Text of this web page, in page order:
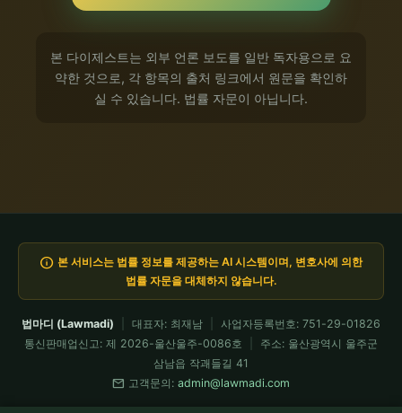
본 다이제스트는 외부 언론 보도를 일반 독자용으로 요
약한 것으로, 각 항목의 출처 링크에서 원문을 확인하
실 수 있습니다. 법률 자문이 아닙니다.
info 본 서비스는 법률 정보를 제공하는 AI 시스템이며, 변호사에 의한
법률 자문을 대체하지 않습니다.
법마디 (Lawmadi) 대표자: 최재남
사업자등록번호: 751-29-01826
통신판매업신고: 제 2026-울산울주-0086호
주소: 울산광역시 울주군
삼남읍 작괘들길 41
mail 고객문의: admin@lawmadi.com